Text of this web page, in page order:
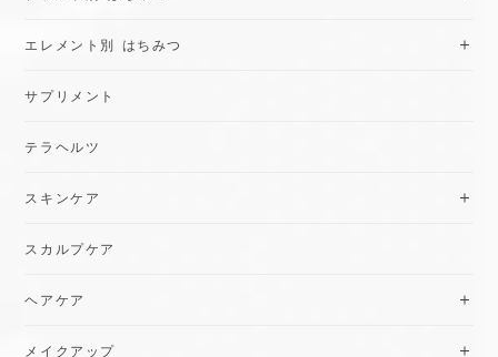
エレメント別 はちみつ
サプリメント
テラヘルツ
スキンケア
スカルプケア
ヘアケア
メイクアップ